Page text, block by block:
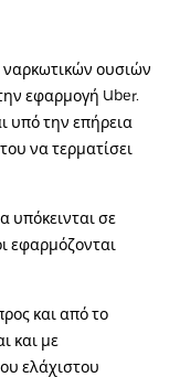
ναρκωτικών ουσιών
εφαρμογή Uber.
υπό την επήρεια
να τερματίσει
υπόκεινται σε
εφαρμόζονται
και από το
και με
ελάχιστου